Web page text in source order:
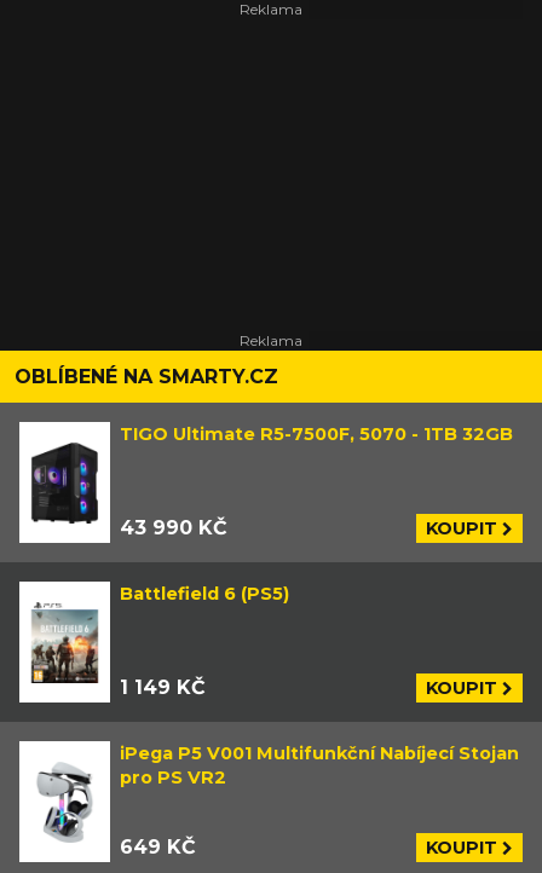
jsme se zaměřili na aktuality, vyzpovídali jsme Fiolu
OBLÍBENÉ NA SMARTY.CZ
TIGO Ultimate R5-7500F, 5070 - 1TB 32GB
43 990 KČ KOUPIT
Battlefield 6 (PS5)
1 149 KČ KOUPIT
iPega P5 V001 Multifunkční Nabíjecí Stojan
pro PS VR2
649 KČ KOUPIT